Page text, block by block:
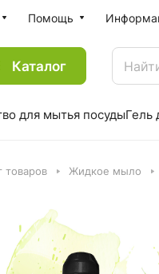
Помощь
Каталог
для мытья посудыГель
товаров Жидкое мыло